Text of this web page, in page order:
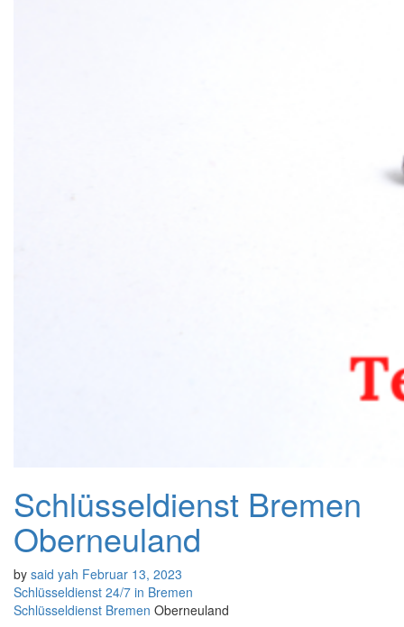
Schlüsseldienst Bremen
Oberneuland
by said yah Februar 13, 2023
Schlüsseldienst 24/7 in Bremen
Schlüsseldienst Bremen Oberneuland